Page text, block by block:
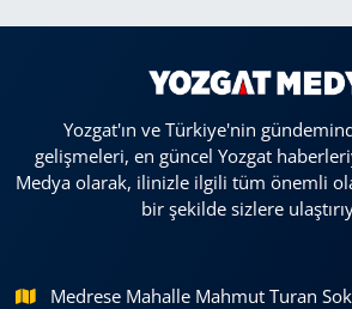
Yozgat'ın ve Türkiye'nin
gelişmeleri, en güncel Yozgat
Medya olarak, ilinizle ilgili tüm önemli
bir şekilde sizlere
Medrese Mahalle Mahmut Turan